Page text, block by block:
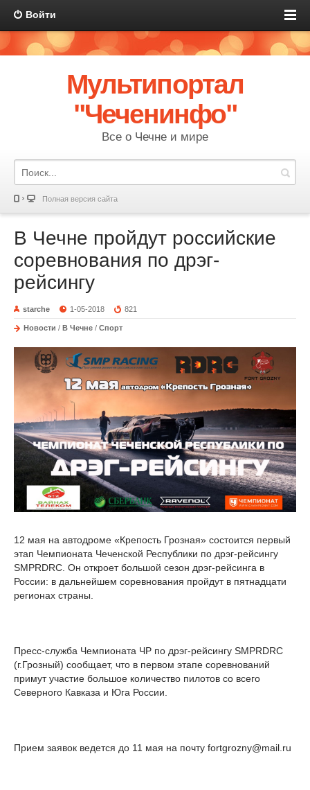
Войти
Мультипортал
"Чеченинфо"
Все о Чечне и мире
Полная версия сайта
В Чечне пройдут российские
соревнования по дрэг-
рейсингу
starche 1-05-2018 821
Новости / В Чечне / Спорт
12 мая на автодроме «Крепость Грозная» состоится первый
этап Чемпионата Чеченской Республики по дрэг-рейсингу
SMPRDRC. Он откроет большой сезон дрэг-рейсинга в
России: в дальнейшем соревнования пройдут в пятнадцати
регионах страны.
Пресс-служба Чемпионата ЧР по дрэг-рейсингу SMPRDRC
(г.Грозный) сообщает, что в первом этапе соревнований
примут участие большое количество пилотов со всего
Северного Кавказа и Юга России.
Прием заявок ведется до 11 мая на почту fortgrozny@mail.ru